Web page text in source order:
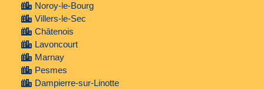
Noroy-le-Bourg
Villers-le-Sec
Châtenois
Lavoncourt
Marnay
Pesmes
Dampierre-sur-Linotte